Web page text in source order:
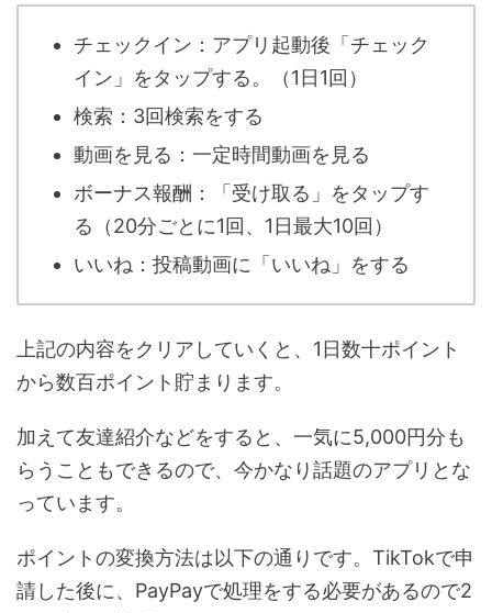
チェックイン：アプリ起動後「チェック
イン」をタップする。（1日1回）
検索：3回検索をする
動画を見る：一定時間動画を見る
ボーナス報酬：「受け取る」をタップす
る（20分ごとに1回、1日最大10回）
いいね：投稿動画に「いいね」をする
上記の内容をクリアしていくと、1日数十ポイント
から数百ポイント貯まります。
加えて友達紹介などをすると、一気に5,000円分も
らうこともできるので、今かなり話題のアプリとな
っています。
ポイントの変換方法は以下の通りです。TikTokで申
請した後に、PayPayで処理をする必要があるので2